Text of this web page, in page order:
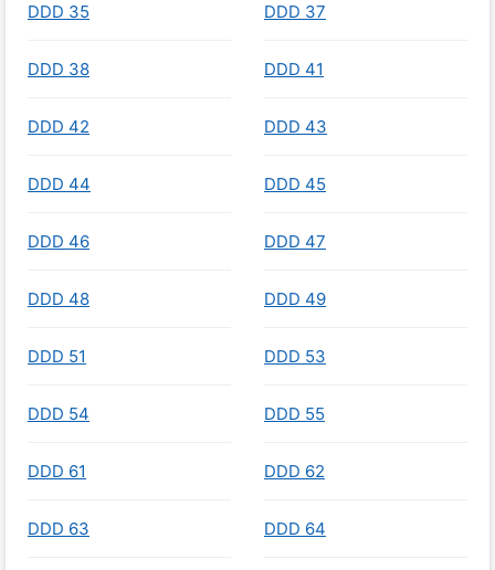
DDD 35 DDD 37
DDD 38 DDD 41
DDD 42 DDD 43
DDD 44 DDD 45
DDD 46 DDD 47
DDD 48 DDD 49
DDD 51 DDD 53
DDD 54 DDD 55
DDD 61 DDD 62
DDD 63 DDD 64